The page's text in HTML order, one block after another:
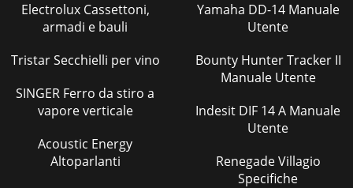
Electrolux Cassettoni,
armadi e bauli
Tristar Secchielli per vino
SINGER Ferro da stiro a
vapore verticale
Acoustic Energy
Altoparlanti
Yamaha DD-14 Manuale
Utente
Bounty Hunter Tracker II
Manuale Utente
Indesit DIF 14 A Manuale
Utente
Renegade Villagio
Specifiche